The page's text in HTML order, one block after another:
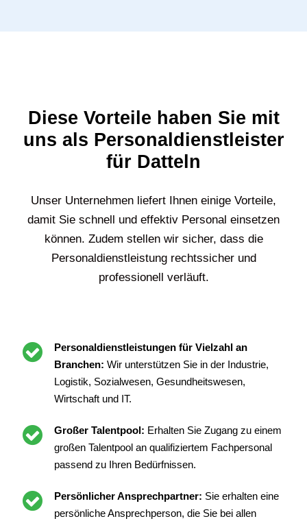
Diese Vorteile haben Sie mit
uns als Personaldienstleister
für Datteln
Unser Unternehmen liefert Ihnen einige Vorteile,
damit Sie schnell und effektiv Personal einsetzen
können. Zudem stellen wir sicher, dass die
Personaldienstleistung rechtssicher und
professionell verläuft.
Personaldienstleistungen für Vielzahl an
Branchen: Wir unterstützen Sie in der Industrie,
Logistik, Sozialwesen, Gesundheitswesen,
Wirtschaft und IT.
Großer Talentpool: Erhalten Sie Zugang zu einem
großen Talentpool an qualifiziertem Fachpersonal
passend zu Ihren Bedürfnissen.
Persönlicher Ansprechpartner: Sie erhalten eine
persönliche Ansprechperson, die Sie bei allen